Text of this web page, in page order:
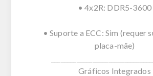
• 4x2R: DDR5-3600
• Suporte a ECC: Sim (requer
placa-mãe)
Gráficos Integrados